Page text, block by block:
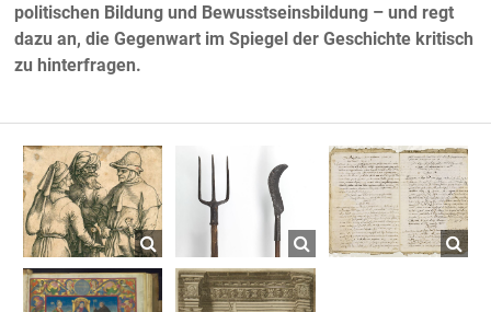
politischen Bildung und Bewusstseinsbildung – und regt
dazu an, die Gegenwart im Spiegel der Geschichte kritisch
zu hinterfragen.